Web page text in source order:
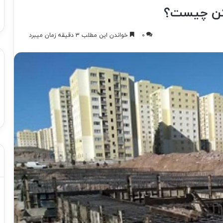
چیست؟
۰ خواندن این مطلب ۳ دقیقه زمان میبرد